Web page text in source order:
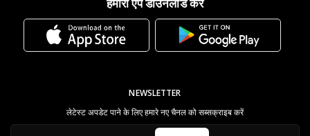
NEWSLETTER
लेटेस्ट अपडेट पाने के लिए हमारे नए चैनल को सब्सक्राइब करें